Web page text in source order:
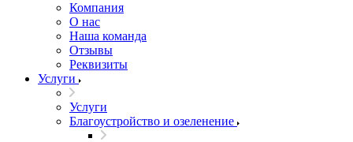
Компания
О нас
Наша команда
Отзывы
Реквизиты
Услуги
Услуги
Благоустройство и озеленение